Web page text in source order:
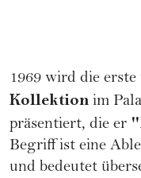
1969 wird die
Kollektion im
präsentiert, die er
Begriff ist eine
und bedeutet